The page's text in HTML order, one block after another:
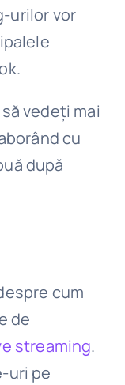
urilor vor
vedeți mai
cu
după
cum
de
streaming.
uri pe